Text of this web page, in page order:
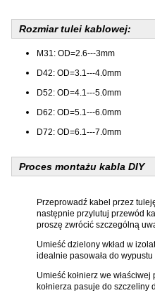
Rozmiar tulei kablowej:
M31: OD=2.6---3mm
D42: OD=3.1---4.0mm
D52: OD=4.1---5.0mm
D62: OD=5.1---6.0mm
D72: OD=6.1---7.0mm
Proces montażu kabla DIY
Przeprowadź kabel przez
następnie przylutuj przewód
proszę zwrócić szczególną
Umieść dzielony wkład w
idealnie pasowała do
Umieść kołnierz we
kołnierza pasuje do szczeliny